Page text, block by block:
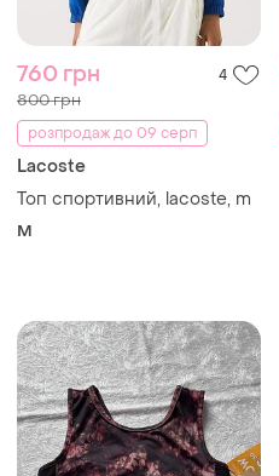
760 грн 4
800 грн
розпродаж до 09 серп
Lacoste
Топ спортивний, lacoste, m
M